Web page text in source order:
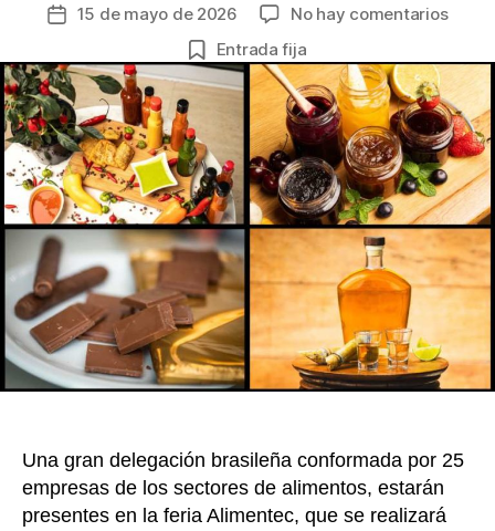
c
e
b
o
o
k
itt
er
ail er
e
st
m
p
ar
tir
Fecha
la
entrada
15 de mayo de 2026 No hay comentariosen
de
Brasil
en
2026
para
Entrada fija
Una gran delegación brasileña conformada por 25
empresas de los sectores de alimentos, estarán
presentes en la feria Alimentec, que se realizará